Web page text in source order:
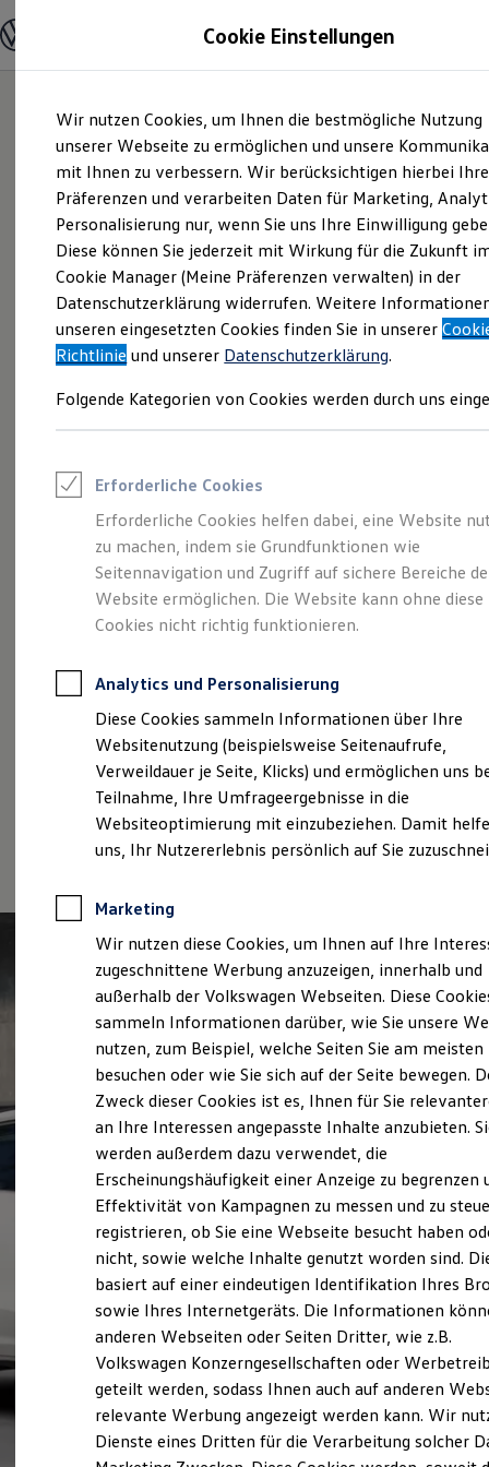
Hauptinhalt
springen
Footer
springen
Modelle und Konfigurator
Modelle vergleichen
Elektroautos
ENERGY Sondermodelle
Nutzfahrzeuge
SUV und CUV
Familienautos
Kombis
Kompaktwagen
Sportwagen
Schnell verfügbare Fahrzeuge
Angebote und Produkte
Aktuelle Angebote
E-Auto-Förderung
Volkswagen Marktplatz
Junge Gebrauchtwagen und Gebrauchtwagen
Saisonangebote
Leasing
Leasing-Angebote
Gebrauchtwagen Leasing
Junge Gebrauchtwagen-Leasing
Elektroauto Leasing
Kleinwagen-Leasing
Leasing ohne Anzahlung
Autokredit mit Schlussrate
Versicherungen und Garantien
Kfz-Versicherung
Restschuldversicherungen
Garantien
Wartungsverträge
Geschäftskunden
Professional Class bei Volkswagen
Großkunden
Behörden
Anpfiff zum Gewinn
Elektroautos
ID. Tutorials
Elektrofahrzeugkonzepte
Reichweite
Reichweite der ID. Modelle
Reichweite im Winter
Laden
Laden unterwegs
Laden Zuhause
Ladezeitensimulator
Batterie
Sicherheit
Garantie und Lebensdauer
Nachhaltigkeit
Technologie
Kosten und Kauf
Verbrauchskosten
Kaufoptionen
E-Auto-Förderung
Software und Konnektivität
Die ID. Software 6
ID. Software Versionen und Updates
Digitale Extras
Schnittstellen zu Ihrem ID.
Der T-Roc
Impressum & Rechtliches
Cookie Einstellungen
Wir nutzen Cookies, um Ihnen die bestmögliche Nutzung
unserer Webseite zu ermöglichen und unsere
mit Ihnen zu verbessern. Wir berücksichtigen hierbei Ihre
Präferenzen und verarbeiten Daten für Marketing,
Personalisierung nur, wenn Sie uns Ihre Einwilligung
Diese können Sie jederzeit mit Wirkung für die Zukunft
Cookie Manager (Meine Präferenzen verwalten) in der
Datenschutzerklärung widerrufen. Weitere
unseren eingesetzten Cookies finden Sie in unserer
Richtlinie und unserer Datenschutzerklärung.
Folgende Kategorien von Cookies werden durch uns
Erforderliche Cookies
Erforderliche Cookies helfen dabei, eine Website
zu machen, indem sie Grundfunktionen wie
Seitennavigation und Zugriff auf sichere Bereiche
Website ermöglichen. Die Website kann ohne diese
Cookies nicht richtig funktionieren.
Analytics und Personalisierung
Diese Cookies sammeln Informationen über Ihre
Websitenutzung (beispielsweise Seitenaufrufe,
Verweildauer je Seite, Klicks) und ermöglichen uns
Teilnahme, Ihre Umfrageergebnisse in die
Websiteoptimierung mit einzubeziehen. Damit
uns, Ihr Nutzererlebnis persönlich auf Sie
Marketing
Wir nutzen diese Cookies, um Ihnen auf Ihre
zugeschnittene Werbung anzuzeigen, innerhalb und
außerhalb der Volkswagen Webseiten. Diese
sammeln Informationen darüber, wie Sie unsere
nutzen, zum Beispiel, welche Seiten Sie am meisten
besuchen oder wie Sie sich auf der Seite bewegen.
Zweck dieser Cookies ist es, Ihnen für Sie
an Ihre Interessen angepasste Inhalte anzubieten.
werden außerdem dazu verwendet, die
Erscheinungshäufigkeit einer Anzeige zu begrenzen
Effektivität von Kampagnen zu messen und zu
registrieren, ob Sie eine Webseite besucht haben
nicht, sowie welche Inhalte genutzt worden sind.
basiert auf einer eindeutigen Identifikation Ihres
sowie Ihres Internetgeräts. Die Informationen
anderen Webseiten oder Seiten Dritter, wie z.B.
Volkswagen Konzerngesellschaften oder
geteilt werden, sodass Ihnen auch auf anderen
relevante Werbung angezeigt werden kann. Wir
Dienste eines Dritten für die Verarbeitung solcher